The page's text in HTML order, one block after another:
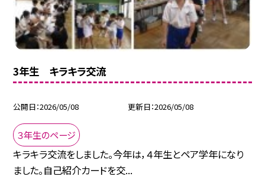
3年生 キラキラ交流
公開日 2026/05/08 更新日 2026/05/08
３年生のページ
キラキラ交流をしました。今年は，４年生とペア学年になり
ました。自己紹介カードを交...